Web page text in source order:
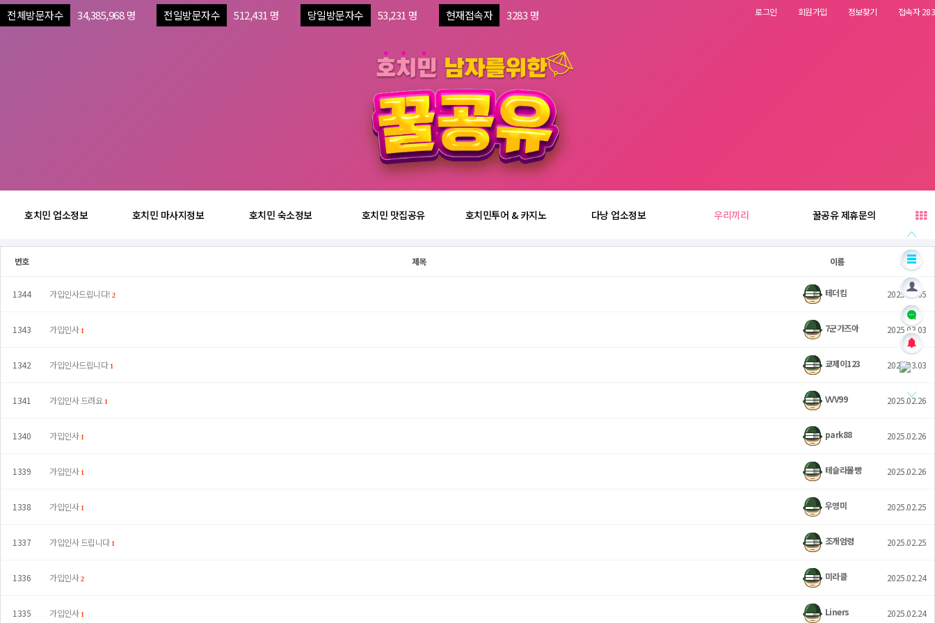
전체방문자수 34,385,968 명 전일방문자수 512,431 명 당일방문자수 53,231 명 현재접속자 3283 명 로그인 회원가입 정보찾기 접속자 283
호치민 업소정보 호치민 마사지정보 호치민 숙소정보 호치민 맛집공유 호치민투어 & 카지노 다낭 업소정보 우리끼리 꿀공유 제휴문의
번호 제목 이름 날짜
1344 가입인사드립니다! 2 테더킴 2025.03.05
1343 가입인사 1 7군가즈아 2025.03.03
1342 가입인사드립니다 1 쿄제이123 2025.03.03
1341 가입인사 드려요 1 VVV99 2025.02.26
1340 가입인사 1 park88 2025.02.26
1339 가입인사 1 테슬라몰빵 2025.02.26
1338 가입인사 1 우영미 2025.02.25
1337 가입인사 드립니다 1 조개엄령 2025.02.25
1336 가입인사2 미라클 2025.02.24
1335 가입인사 1 Liners 2025.02.24